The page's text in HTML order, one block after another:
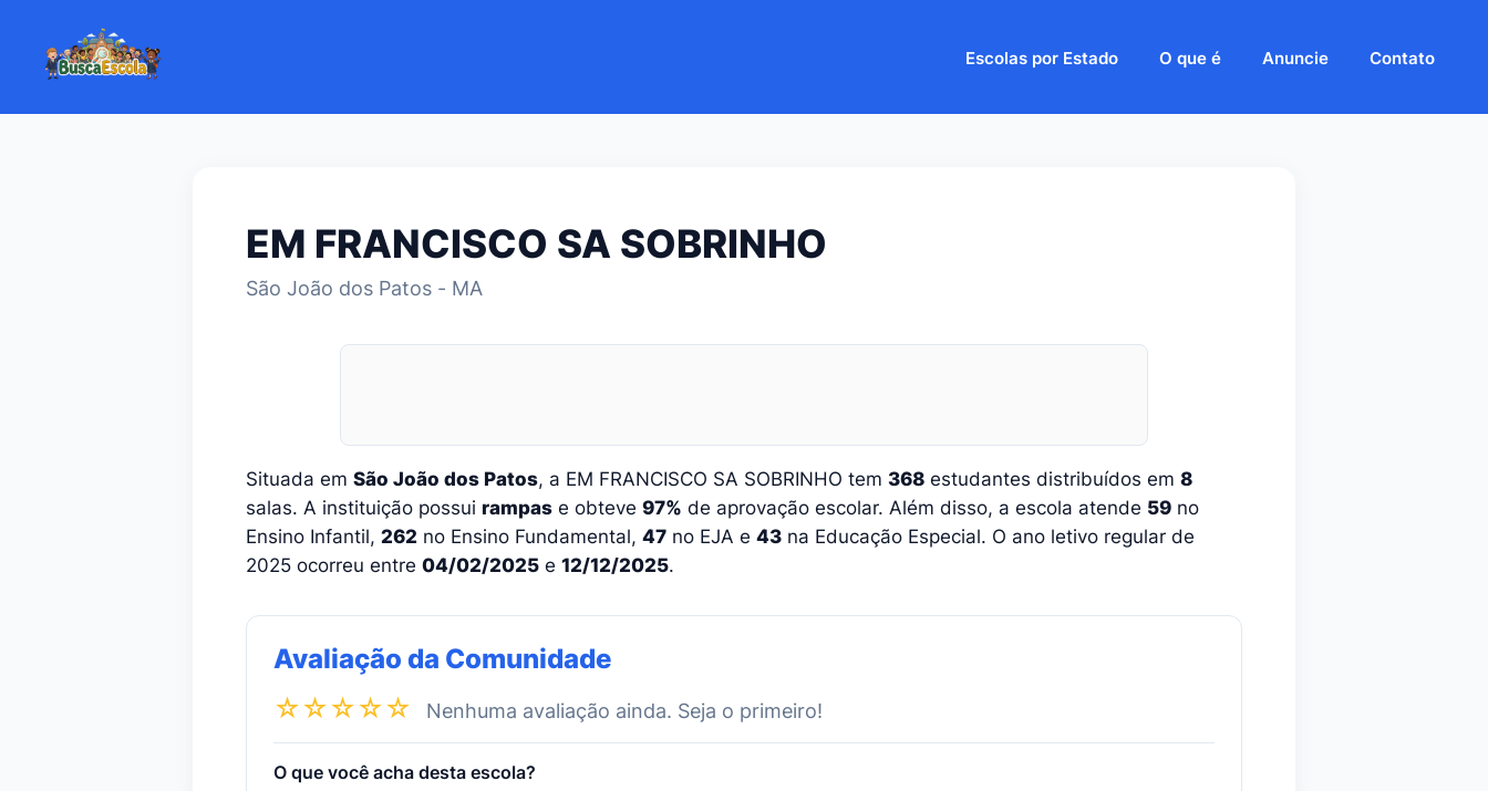
Escolas por Estado O que é Anuncie Contato
EM FRANCISCO SA SOBRINHO
São João dos Patos - MA
Situada em São João dos Patos, a EM FRANCISCO SA SOBRINHO tem 368 estudantes distribuídos em 8
salas. A instituição possui rampas e obteve 97% de aprovação escolar. Além disso, a escola atende 59 no
Ensino Infantil, 262 no Ensino Fundamental, 47 no EJA e 43 na Educação Especial. O ano letivo regular de
2025 ocorreu entre 04/02/2025 e 12/12/2025.
Avaliação da Comunidade
☆☆☆☆☆
Nenhuma avaliação ainda. Seja o primeiro!
O que você acha desta escola?